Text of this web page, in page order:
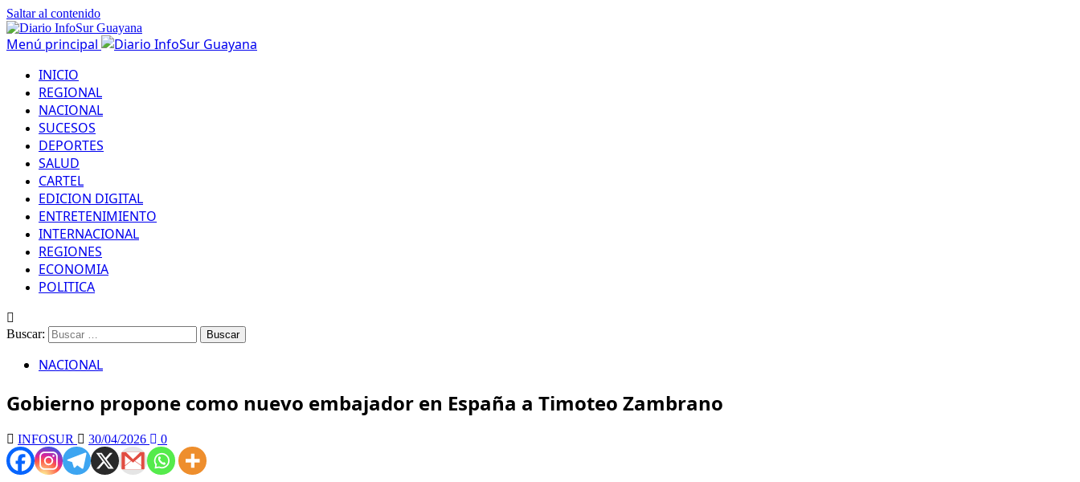
Saltar al contenido
Menú principal
INICIO
REGIONAL
NACIONAL
SUCESOS
DEPORTES
SALUD
CARTEL
EDICION DIGITAL
ENTRETENIMIENTO
INTERNACIONAL
REGIONES
ECONOMIA
POLITICA
Buscar:
NACIONAL
Gobierno propone como nuevo embajador en España a Timoteo Zambrano
INFOSUR 30/04/2026 0